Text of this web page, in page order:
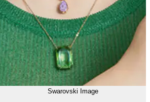
Swarovski Image